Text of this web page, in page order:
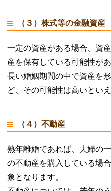
（３）株式等の金融資産
一定の資産がある場合、資
産を保有している可能性があ
長い婚姻期間の中で資産を
ど、その可能性は高いとい
（４）不動産
熟年離婚であれば、夫婦の
の不動産を購入している場
象となります。